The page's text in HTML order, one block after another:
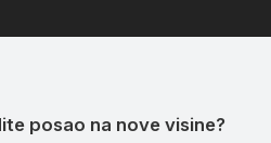
posao na nove visine?